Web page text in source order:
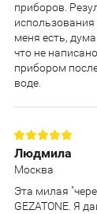
приборов.
меня есть,
что не
прибором
воде.
Людмила
Москва
Эта милая
GEZATONE. Я